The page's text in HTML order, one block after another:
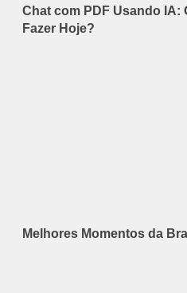
Chat com PDF Usando IA:
Fazer Hoje?
Melhores Momentos da